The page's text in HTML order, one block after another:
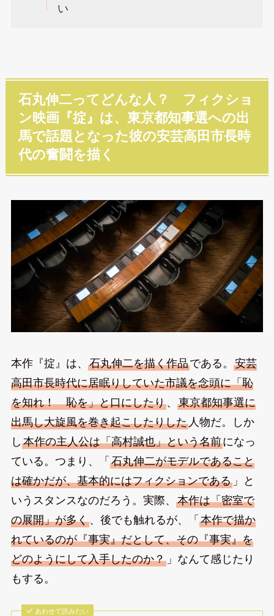
い
石丸伸二ってどんな人？ フィクショ
ン映画『掟』は、東京都知事選への出
馬で話題となった彼の安芸高田市長時
代の奮闘を描く
本作『掟』は、 石丸伸二を描く作品である。 安芸
高田市長時代に居眠りしていた市議を念頭に「恥
を知れ！ 恥を」と口にしたり、 東京都知事選に
出馬し大旋風を巻き起こしたりした人物だ。しか
し 本作の主人公は「高村誠也」という名前になっ
ている。つまり、「 石丸伸二がモデルであること
は確かだが、基本的にはフィクションである」と
いうスタンスなのだろう。実際、 本作は「密室で
の展開」が多く、後でも触れるが、「 本作で描か
れているのが『事実』だとして、その『事実』を
どのようにして入手したのか？」なんて感じたり
もする。
あわせて読みたい